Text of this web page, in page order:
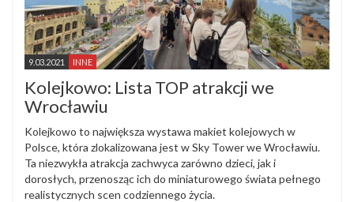
9.03.2021 INNE
Kolejkowo: Lista TOP atrakcji we
Wrocławiu
Kolejkowo to największa wystawa makiet kolejowych w
Polsce, która zlokalizowana jest w Sky Tower we Wrocławiu.
Ta niezwykła atrakcja zachwyca zarówno dzieci, jak i
dorosłych, przenosząc ich do miniaturowego świata pełnego
realistycznych scen codziennego życia.